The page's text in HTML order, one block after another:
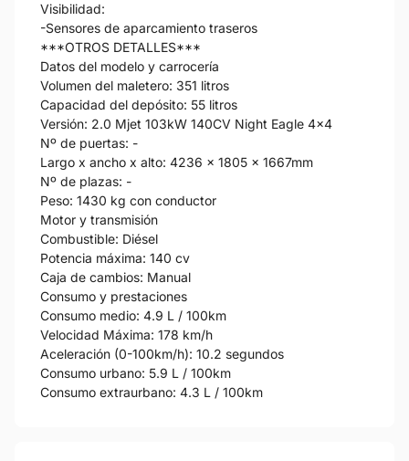
Visibilidad:
-Sensores de aparcamiento traseros
***OTROS DETALLES***
Datos del modelo y carrocería
Volumen del maletero: 351 litros
Capacidad del depósito: 55 litros
Versión: 2.0 Mjet 103kW 140CV Night Eagle 4x4
Nº de puertas: -
Largo x ancho x alto: 4236 x 1805 x 1667mm
Nº de plazas: -
Peso: 1430 kg con conductor
Motor y transmisión
Combustible: Diésel
Potencia máxima: 140 cv
Caja de cambios: Manual
Consumo y prestaciones
Consumo medio: 4.9 L / 100km
Velocidad Máxima: 178 km/h
Aceleración (0-100km/h): 10.2 segundos
Consumo urbano: 5.9 L / 100km
Consumo extraurbano: 4.3 L / 100km